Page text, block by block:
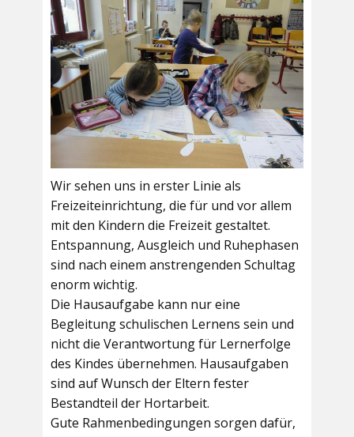
Wir sehen uns in erster Linie als
Freizeiteinrichtung, die für und vor allem
mit den Kindern die Freizeit gestaltet.
Entspannung, Ausgleich und Ruhephasen
sind nach einem anstrengenden Schultag
enorm wichtig.
Die Hausaufgabe kann nur eine
Begleitung schulischen Lernens sein und
nicht die Verantwortung für Lernerfolge
des Kindes übernehmen. Hausaufgaben
sind auf Wunsch der Eltern fester
Bestandteil der Hortarbeit.
Gute Rahmenbedingungen sorgen dafür,